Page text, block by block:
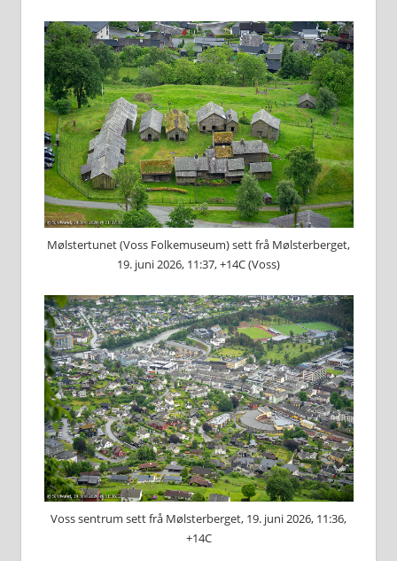
Mølstertunet (Voss Folkemuseum) sett frå Mølsterberget,
19. juni 2026, 11:37, +14C (Voss)
Voss sentrum sett frå Mølsterberget, 19. juni 2026, 11:36,
+14C